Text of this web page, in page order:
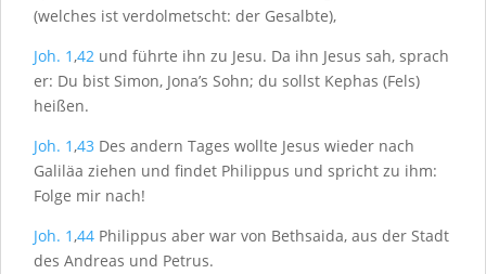
(welches ist verdolmetscht: der Gesalbte),
Joh. 1,42 und führte ihn zu Jesu. Da ihn Jesus sah, sprach
er: Du bist Simon, Jona’s Sohn; du sollst Kephas (Fels)
heißen.
Joh. 1,43 Des andern Tages wollte Jesus wieder nach
Galiläa ziehen und findet Philippus und spricht zu ihm:
Folge mir nach!
Joh. 1,44 Philippus aber war von Bethsaida, aus der Stadt
des Andreas und Petrus.